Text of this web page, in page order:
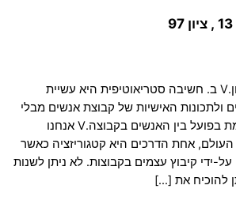
שאלה 1. א. טעון לא נכון.V ב. חשיבה סטריאוטיפית היא עשיית
ולתכונות האישיות של קבוצת אנשים מבלי
להתחשב בשונות הקיימת בפועל בין האנשים בקבוצה.V אנחנו
אחת הדרכים היא קטגוריזציה כאשר
ידי קיבוץ עצמים בקבוצות. לא ניתן לשנות
להוכיח את […]